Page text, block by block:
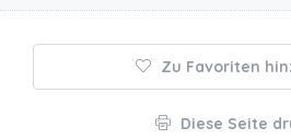
Zu Favoriten
Diese Seite